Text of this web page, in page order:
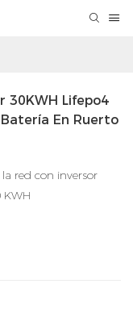
30KWH Lifepo4
En Ruerto
red con inversor
KWH